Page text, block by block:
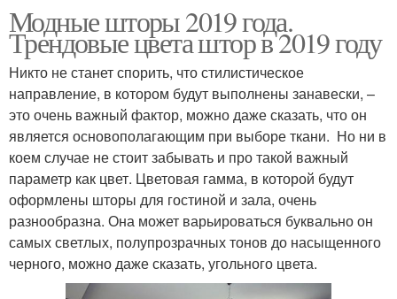
Модные шторы 2019 года.
Трендовые цвета штор в 2019 году
Никто не станет спорить, что стилистическое
направление, в котором будут выполнены занавески, –
это очень важный фактор, можно даже сказать, что он
является основополагающим при выборе ткани. Но ни в
коем случае не стоит забывать и про такой важный
параметр как цвет. Цветовая гамма, в которой будут
оформлены шторы для гостиной и зала, очень
разнообразна. Она может варьироваться буквально он
самых светлых, полупрозрачных тонов до насыщенного
черного, можно даже сказать, угольного цвета.